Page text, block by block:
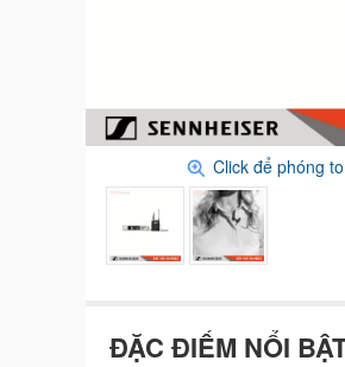
Click để phóng
ĐẶC ĐIỂM NỔI